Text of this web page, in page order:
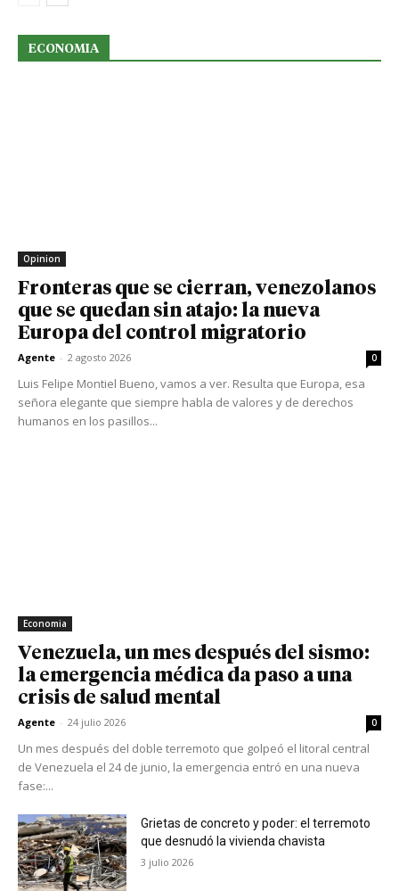
ECONOMIA
Opinion
Fronteras que se cierran, venezolanos
que se quedan sin atajo: la nueva
Europa del control migratorio
Agente - 2 agosto 2026 0
Luis Felipe Montiel Bueno, vamos a ver. Resulta que Europa, esa
señora elegante que siempre habla de valores y de derechos
humanos en los pasillos...
Economia
Venezuela, un mes después del sismo:
la emergencia médica da paso a una
crisis de salud mental
Agente - 24 julio 2026 0
Un mes después del doble terremoto que golpeó el litoral central
de Venezuela el 24 de junio, la emergencia entró en una nueva
fase:...
Grietas de concreto y poder: el terremoto
que desnudó la vivienda chavista
3 julio 2026